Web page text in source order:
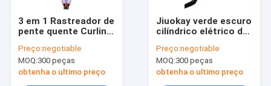
3 em 1 Rastreador de
pente quente Curling
profissionais de
penteado
Ferramentas de
Preço:negotiable
MOQ:300 peças
obtenha o ultimo preço
Jiuokay verde escuro
cilíndrico elétrico de
endireitar o cabelo
Preço:negotiable
MOQ:300 peças
obtenha o ultimo preço